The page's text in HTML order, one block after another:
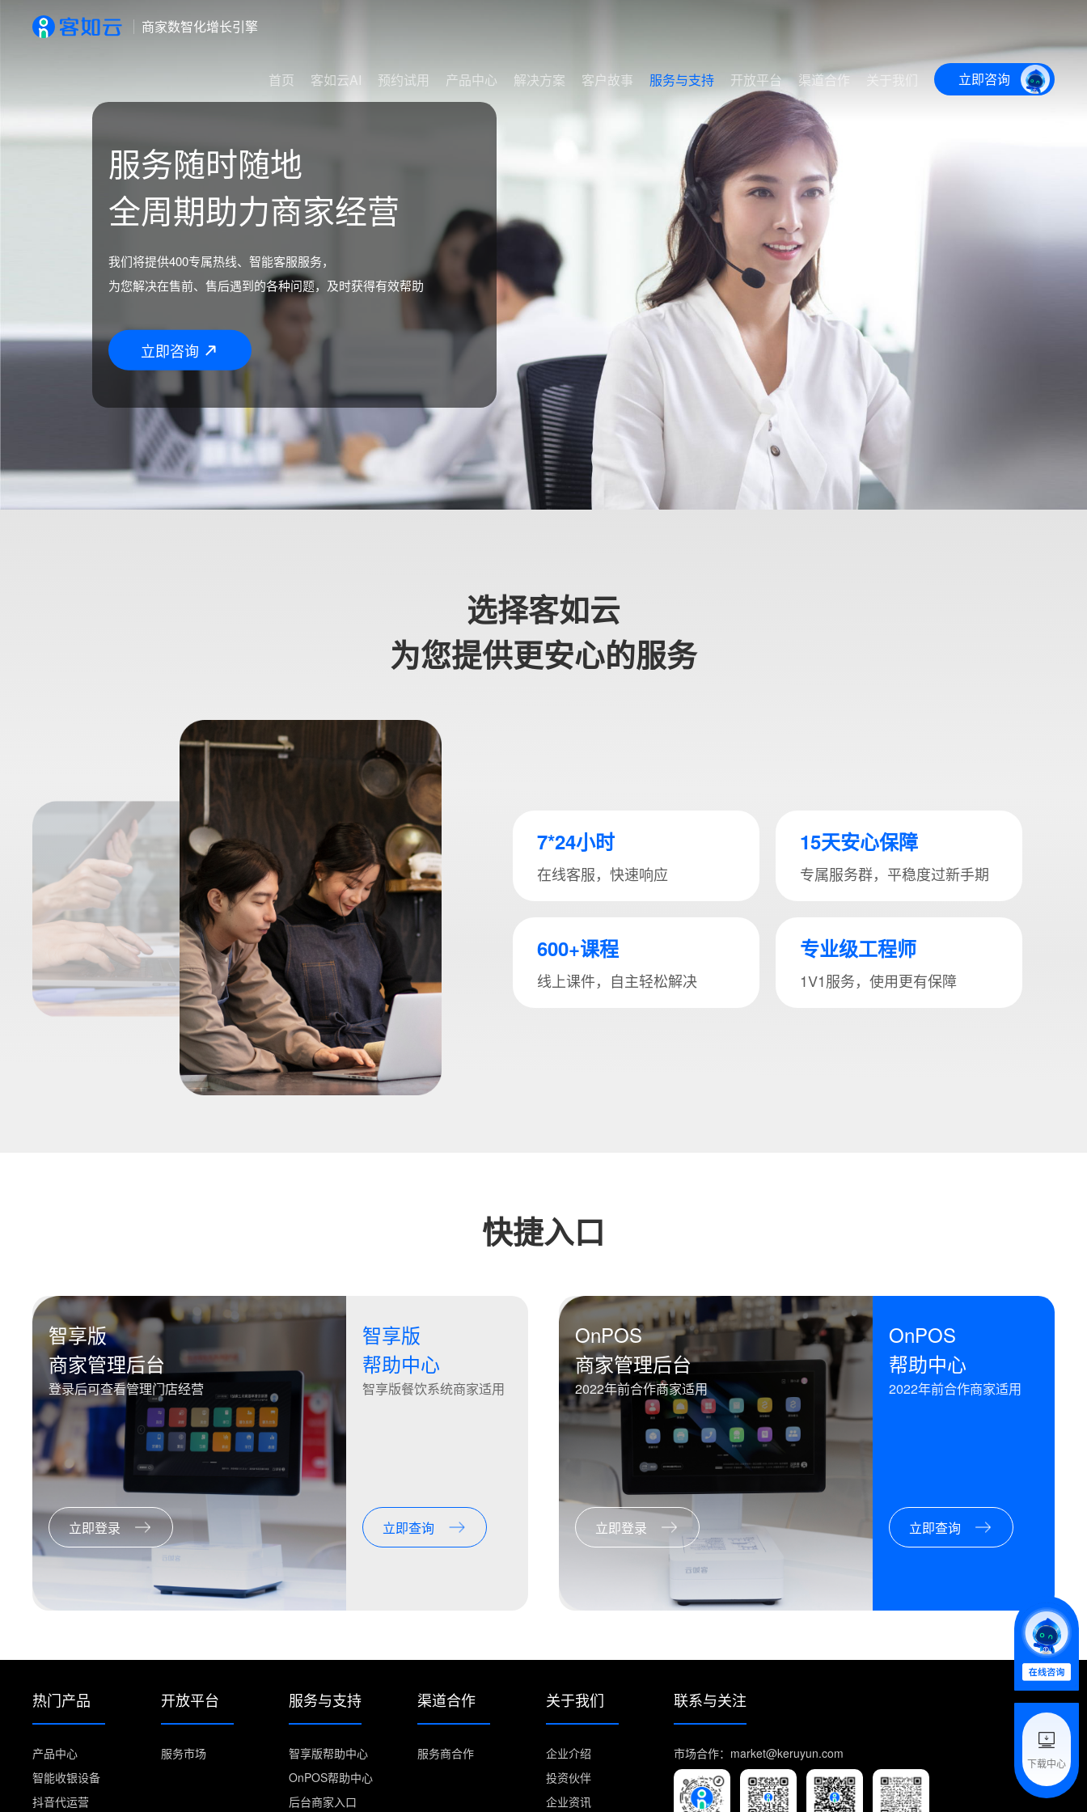
商家数智化增长引擎
首页 客如云AI 预约试用 产品中心 解决方案 客户故事 服务与支持 开放平台 渠道合作 关于我们 立即咨询
服务随时随地
全周期助力商家经营
我们将提供400专属热线、智能客服服务，
为您解决在售前、售后遇到的各种问题，及时获得有效帮助
立即咨询
选择客如云
为您提供更安心的服务
7*24小时
在线客服，快速响应
15天安心保障
专属服务群，平稳度过新手期
600+课程
线上课件，自主轻松解决
专业级工程师
1V1服务，使用更有保障
快捷入口
智享版
商家管理后台
登录后可查看管理门店经营
立即登录
智享版
帮助中心
智享版餐饮系统商家适用
立即查询
OnPOS
商家管理后台
2022年前合作商家适用
立即登录
OnPOS
帮助中心
2022年前合作商家适用
立即查询
热门产品
产品中心
智能收银设备
抖音代运营
开放平台
服务市场
服务与支持
智享版帮助中心
OnPOS帮助中心
后台商家入口
渠道合作
服务商合作
关于我们
企业介绍
投资伙伴
企业资讯
联系与关注
市场合作：market@keruyun.com
下载中心
+86
*所属业态
我的姓名
附加留言